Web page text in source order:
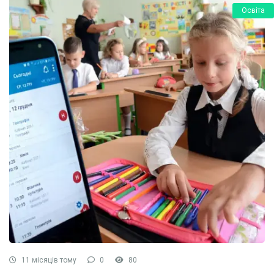
Освіта
11 місяців тому 0 80